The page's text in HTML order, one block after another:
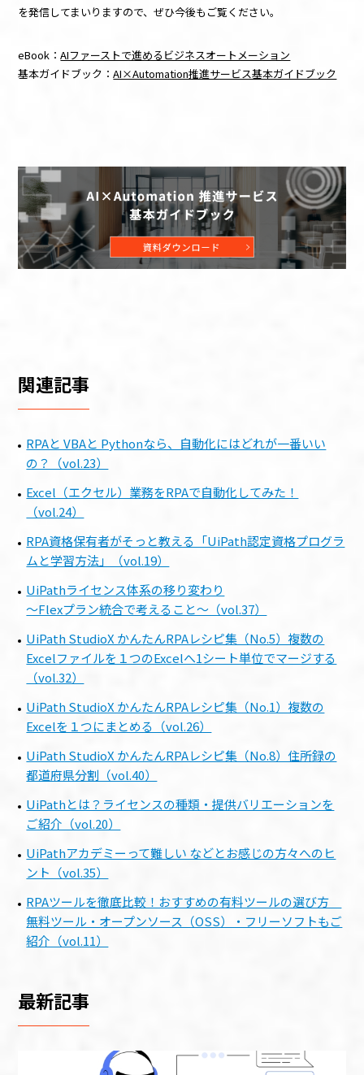
を発信してまいりますので、ぜひ今後もご覧ください。
eBook：AIファーストで進めるビジネスオートメーション
基本ガイドブック：AI×Automation推進サービス基本ガイドブック
関連記事
RPAと VBAと Pythonなら、自動化にはどれが一番いい
の？（vol.23）
Excel（エクセル）業務をRPAで自動化してみた！
（vol.24）
RPA資格保有者がそっと教える「UiPath認定資格プログラ
ムと学習方法」（vol.19）
UiPathライセンス体系の移り変わり
～Flexプラン統合で考えること～（vol.37）
UiPath StudioX かんたんRPAレシピ集（No.5）複数の
Excelファイルを１つのExcelへ1シート単位でマージする
（vol.32）
UiPath StudioX かんたんRPAレシピ集（No.1）複数の
Excelを１つにまとめる（vol.26）
UiPath StudioX かんたんRPAレシピ集（No.8）住所録の
都道府県分割（vol.40）
UiPathとは？ライセンスの種類・提供バリエーションを
ご紹介（vol.20）
UiPathアカデミーって難しい などとお感じの方々へのヒ
ント（vol.35）
RPAツールを徹底比較！おすすめの有料ツールの選び方
無料ツール・オープンソース（OSS）・フリーソフトもご
紹介（vol.11）
最新記事